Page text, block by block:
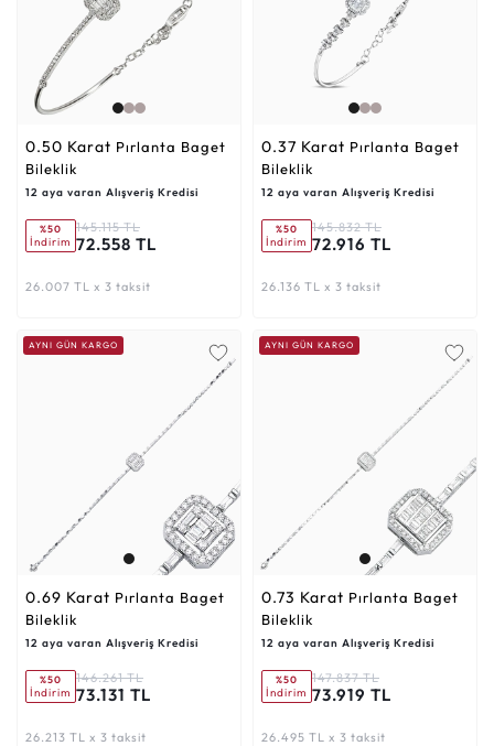
0.50 Karat
Bileklik
12 aya varan Alışveriş Kredisi
%50
İndirim
145.115 TL
72.558 TL
26.007 TL x 3 taksit
0.37 Karat
Bileklik
12 aya varan Alışveriş Kredisi
%50
İndirim
145.832 TL
72.916 TL
26.136 TL x 3 taksit
AYNI GÜN KARGO
0.69 Karat
Bileklik
12 aya varan Alışveriş Kredisi
%50
İndirim
146.261 TL
73.131 TL
26.213 TL x 3 taksit
AYNI GÜN KARGO
0.73 Karat
Bileklik
12 aya varan Alışveriş Kredisi
%50
İndirim
147.837 TL
73.919 TL
26.495 TL x 3 taksit